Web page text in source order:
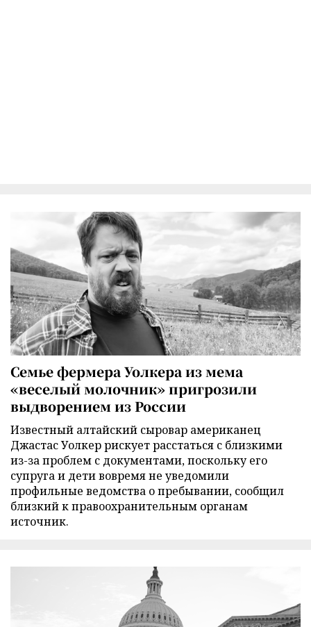
Семье фермера Уолкера из мема
«веселый молочник» пригрозили
выдворением из России
Известный алтайский сыровар американец
Джастас Уолкер рискует расстаться с близкими
из-за проблем с документами, поскольку его
супруга и дети вовремя не уведомили
профильные ведомства о пребывании, сообщил
близкий к правоохранительным органам
источник.